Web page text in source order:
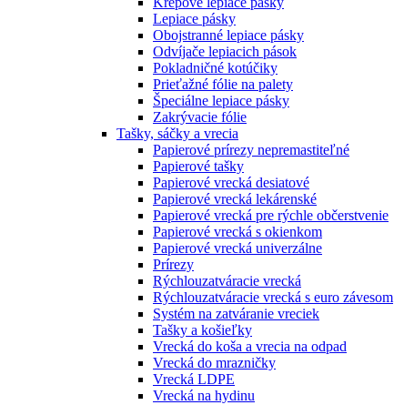
Lepiace pásky
Obojstranné lepiace pásky
Odvíjače lepiacich pások
Pokladničné kotúčiky
Prieťažné fólie na palety
Špeciálne lepiace pásky
Zakrývacie fólie
Tašky, sáčky a vrecia
Papierové prírezy nepremastiteľné
Papierové tašky
Papierové vrecká desiatové
Papierové vrecká lekárenské
Papierové vrecká pre rýchle občerstvenie
Papierové vrecká s okienkom
Papierové vrecká univerzálne
Prírezy
Rýchlouzatváracie vrecká
Rýchlouzatváracie vrecká s euro závesom
Systém na zatváranie vreciek
Tašky a košieľky
Vrecká do koša a vrecia na odpad
Vrecká do mrazničky
Vrecká LDPE
Vrecká na hydinu